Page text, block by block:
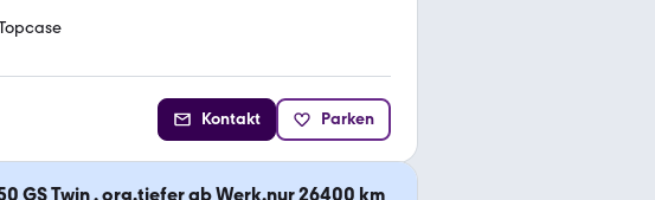
Kontakt Parken
GS Twin , org.tiefer ab Werk,nur 26400 km